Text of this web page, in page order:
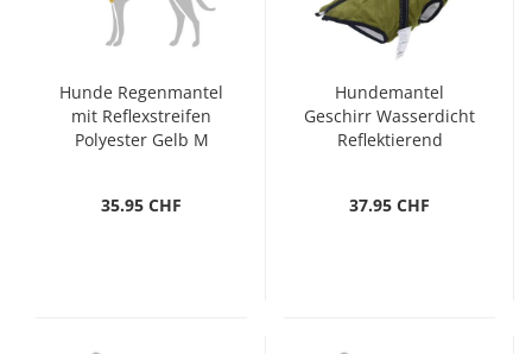
Hunde Regenmantel
mit Reflexstreifen
Polyester Gelb M
35.95 CHF
Hundemantel
Geschirr Wasserdicht
Reflektierend
37.95 CHF